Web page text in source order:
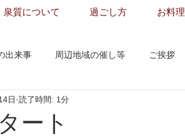
泉質について 過ごし方 お料理
出来事 周辺地域の催し等 ご挨拶
ート
日 読了時間: 1分